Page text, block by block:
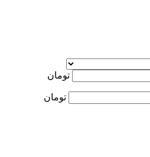
تومان
تومان